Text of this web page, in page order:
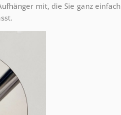
mit, die Sie ganz einfach